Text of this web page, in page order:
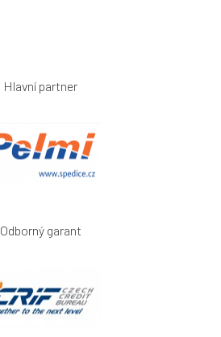
Hlavní partner
Odborný garant